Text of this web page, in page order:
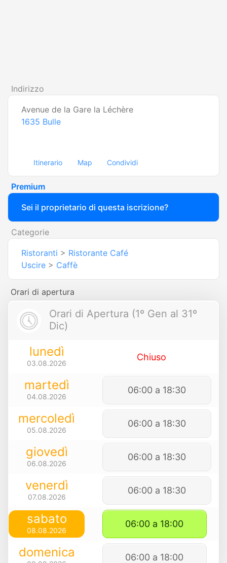
Indirizzo
Avenue de la Gare la Léchère
1635 Bulle
Itinerario Map Condividi
Premium
Sei il proprietario di questa iscrizione?
Categorie
Ristoranti > Ristorante Café
Uscire > Caffè
Orari di apertura
Orari di Apertura (1º Gen al 31º
Dic)
lunedì
03.08.2026
Chiuso
martedì
04.08.2026
06:00 a 18:30
mercoledì
05.08.2026
06:00 a 18:30
giovedì
06.08.2026
06:00 a 18:30
venerdì
07.08.2026
06:00 a 18:30
sabato
08.08.2026
06:00 a 18:00
domenica 06:00 a 18:00